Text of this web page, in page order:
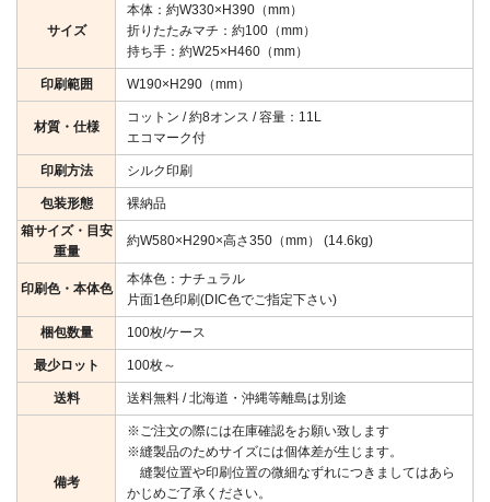
サイズ
本体：約W330×H390（mm）
折りたたみマチ：約100（mm）
持ち手：約W25×H460（mm）
印刷範囲 W190×H290（mm）
材質・仕様
コットン / 約8オンス / 容量：11L
エコマーク付
印刷方法 シルク印刷
包装形態
裸納品
箱サイズ・目安
重量
約W580×H290×高さ350（mm） (14.6kg)
印刷色・本体色
本体色：ナチュラル
片面1色印刷(DIC色でご指定下さい)
梱包数量 100枚/ケース
最少ロット 100枚～
送料 送料無料 / 北海道・沖縄等離島は別途
備考
※ご注文の際には在庫確認をお願い致します
※縫製品のためサイズには個体差が生じます。
縫製位置や印刷位置の微細なずれにつきましてはあら
かじめご了承ください。